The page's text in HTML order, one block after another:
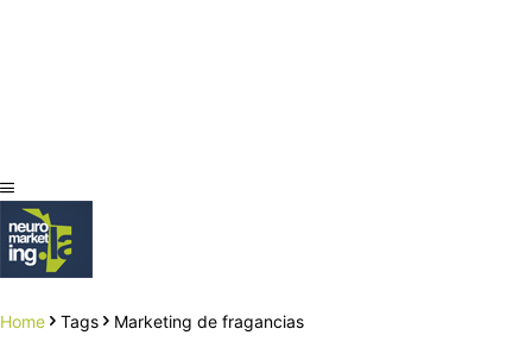
Home Tags Marketing de fragancias